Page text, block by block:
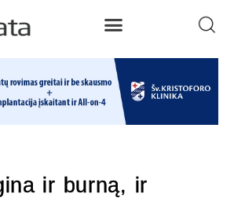
ir burną, ir